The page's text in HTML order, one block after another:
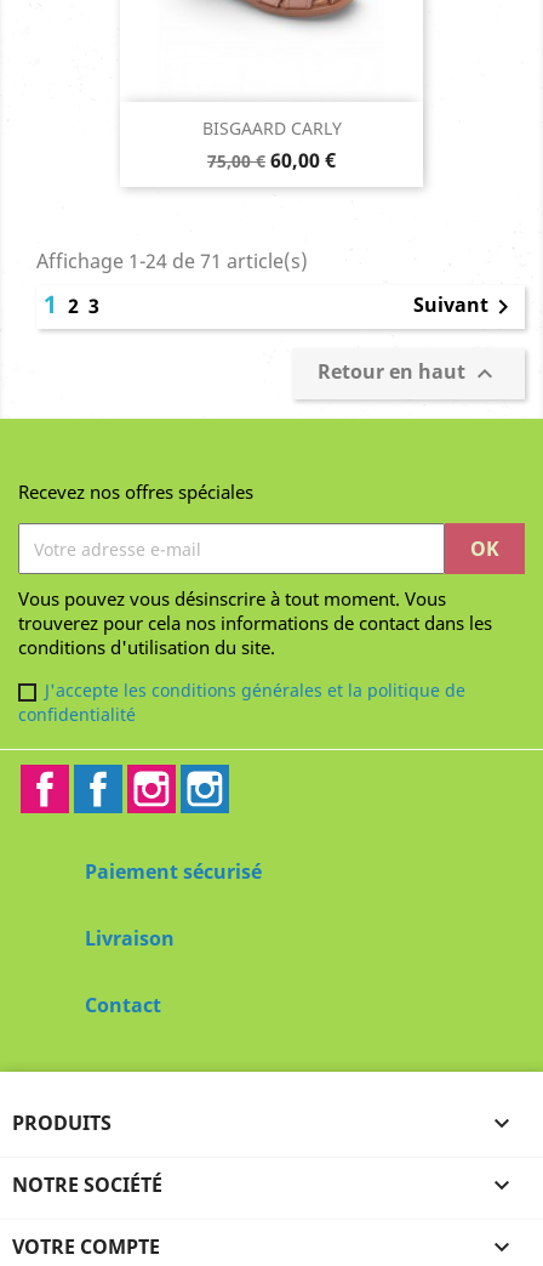
BISGAARD CARLY
Prix
de
75,00 € Prix
60,00 €
Affichage 1-24 de 71 article(s)
1 2 3 Suivant 
Retour en haut 
Recevez nos offres spéciales
Vous pouvez vous désinscrire à tout moment. Vous
trouverez pour cela nos informations de contact dans les
conditions d'utilisation du site.
J'accepte les conditions générales et la politique de
confidentialité
FacebookFacebook2Instagram
Paiement sécurisé
Livraison
Contact
PRODUITS 
NOTRE SOCIÉTÉ 
VOTRE COMPTE 